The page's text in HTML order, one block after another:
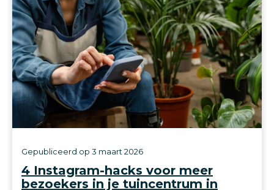
4 Instagram-hacks voor meer
bezoekers in je tuincentrum in
Gepubliceerd op 3 maart 2026